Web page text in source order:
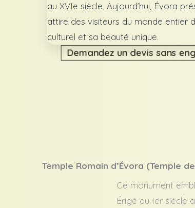
au XVIe siècle. Aujourd’hui, Évora
attire des visiteurs du monde entier
culturel et sa beauté unique.
Demandez un devis sans
Temple Romain d’Évora (Temple
Ce monument
Érigé au Ier siècle